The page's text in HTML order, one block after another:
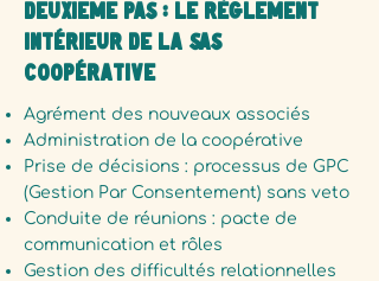
DEUXIÈME PAS : Le Règlement
Intérieur de la SAS
Coopérative
Agrément des nouveaux associés
Administration de la coopérative
Prise de décisions : processus de GPC
(Gestion Par Consentement) sans veto
Conduite de réunions : pacte de
communication et rôles
Gestion des difficultés relationnelles